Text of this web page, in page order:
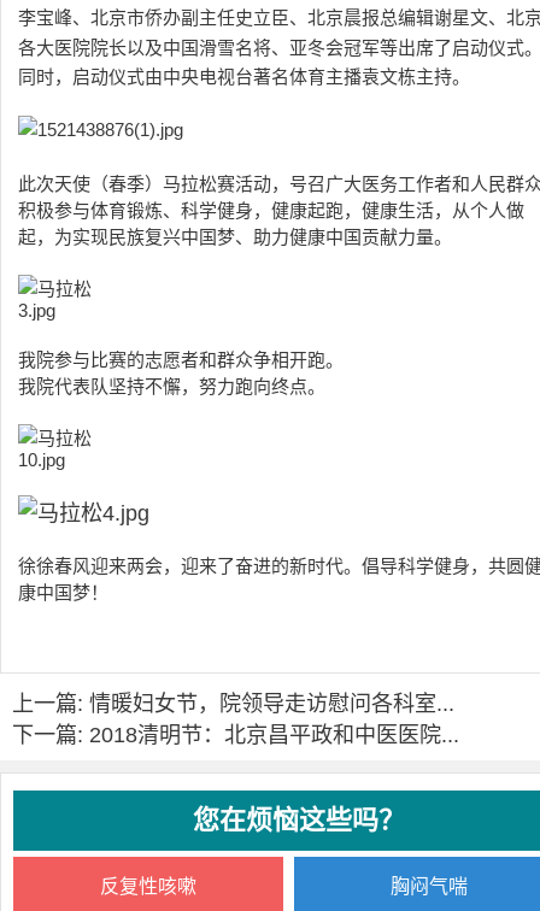
李宝峰、北京市侨办副主任史立臣、北京晨报总编辑谢星文、北
各大医院院长以及中国滑雪名将、亚冬会冠军等出席了启动仪式
同时，启动仪式由中央电视台著名体育主播袁文栋主持。
此次天使（春季）马拉松赛活动，号召广大医务工作者和人民群
积极参与体育锻炼、科学健身，健康起跑，健康生活，从个人做
起，为实现民族复兴中国梦、助力健康中国贡献力量。
我院参与比赛的志愿者和群众争相开跑。
我院代表队坚持不懈，努力跑向终点。
徐徐春风迎来两会，迎来了奋进的新时代。倡导科学健身，共圆
康中国梦！
上一篇: 情暖妇女节，院领导走访慰问各科室...
下一篇: 2018清明节：北京昌平政和中医医院...
您在烦恼这些吗？
反复性咳嗽 胸闷气喘